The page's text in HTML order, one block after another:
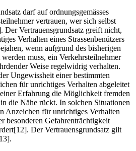
darf auf ordnungsgemässes
vertrauen, wer sich selbst
Der Vertrauensgrundsatz greift nicht,
Verhalten eines Strassenbenützers
wenn aufgrund des bisherigen
muss, ein Verkehrsteilnehmer
Weise regelwidrig verhalten.
Ungewissheit einer bestimmten
für unrichtiges Verhalten abgeleitet
Erfahrung die Möglichkeit fremden
die Nähe rückt. In solchen Situationen
Anzeichen für unrichtiges Verhalten
besonderen Gefahrenträchtigkeit
Der Vertrauensgrundsatz gilt